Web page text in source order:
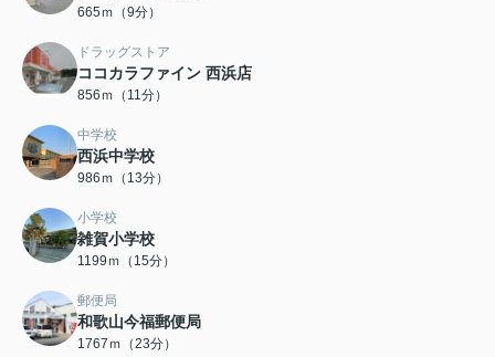
665ｍ（9分）
ドラッグストア
ココカラファイン 西浜店
856ｍ（11分）
中学校
西浜中学校
986ｍ（13分）
小学校
雑賀小学校
1199ｍ（15分）
郵便局
和歌山今福郵便局
1767ｍ（23分）